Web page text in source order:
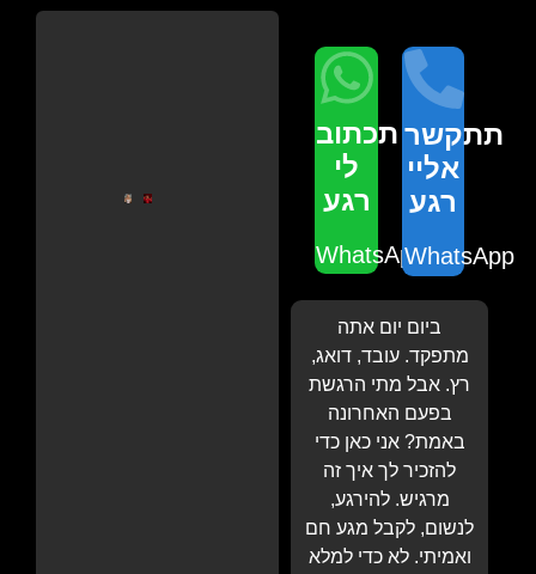
תכתוב
לי
רגע
WhatsApp
תתקשר
אליי
רגע
WhatsApp
ביום יום אתה
מתפקד. עובד, דואג,
רץ. אבל מתי הרגשת
בפעם האחרונה
באמת? אני כאן כדי
להזכיר לך איך זה
מרגיש. להירגע,
לנשום, לקבל מגע חם
ואמיתי. לא כדי למלא